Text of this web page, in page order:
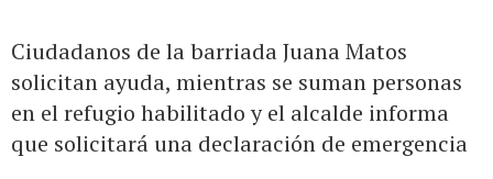
Ciudadanos de la barriada Juana Matos
solicitan ayuda, mientras se suman personas
en el refugio habilitado y el alcalde informa
que solicitará una declaración de emergencia